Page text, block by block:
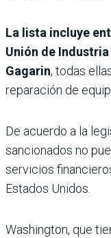
La lista incluye
Unión de
Gagarin, todas
reparación de
De acuerdo a la
sancionados no
servicios
Estados Unidos.
Washington, que